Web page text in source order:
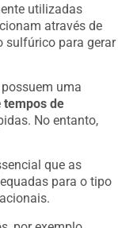
utilizadas
através de
sulfúrico para gerar
uma
tempos de
No entanto,
que as
para o tipo